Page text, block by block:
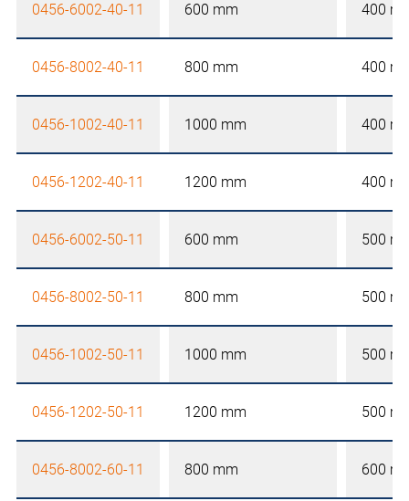
0456-6002-40-11 600 mm 400
0456-8002-40-11 800 mm 400
0456-1002-40-11 1000 mm 400
0456-1202-40-11 1200 mm 400
0456-6002-50-11 600 mm 500
0456-8002-50-11 800 mm 500
0456-1002-50-11 1000 mm 500
0456-1202-50-11 1200 mm 500
0456-8002-60-11 800 mm 600